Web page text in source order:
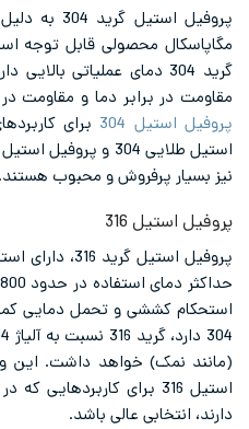
مگاپاسکال محصولی قابل توجه
گرید 304 دمای عملیاتی
مقاومت در برابر دما و مقاومت
پروفیل استیل 304
برای
نیز بسیار پرفروش و محبوب هستند.
پروفیل استیل 316
استحکام کششی و تحمل دمایی
(مانند نمک) خواهد داشت. این
استیل 316 برای
دارند، انتخابی عالی باشد.